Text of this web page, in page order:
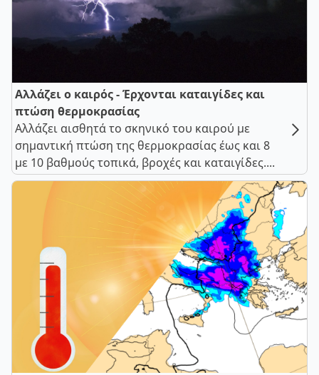
Αλλάζει ο καιρός - Έρχονται καταιγίδες και
πτώση θερμοκρασίας
Αλλάζει αισθητά το σκηνικό του καιρού με
σημαντική πτώση της θερμοκρασίας έως και 8
με 10 βαθμούς τοπικά, βροχές και καταιγίδες....